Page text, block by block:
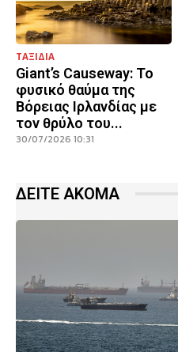
ΤΑΞΙΔΙΑ
Giant’s Causeway: Το
φυσικό θαύμα της
Βόρειας Ιρλανδίας με
τον θρύλο του...
30/07/2026 10:31
ΔΕΙΤΕ ΑΚΟΜΑ